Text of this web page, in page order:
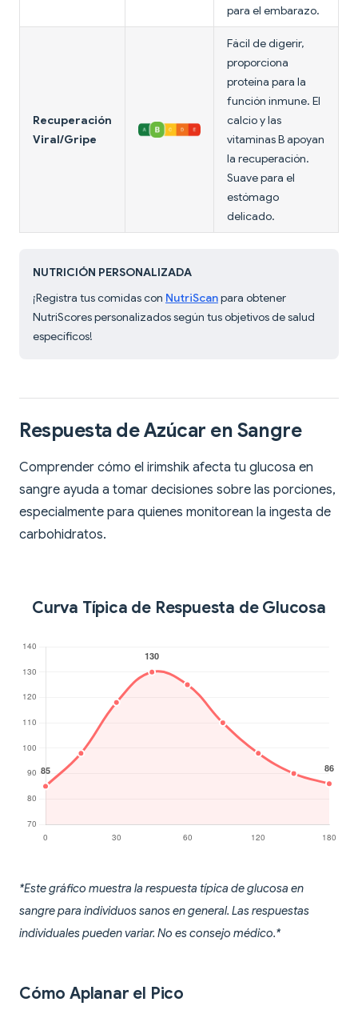
para el embarazo.
Recuperación
Viral/Gripe
Fácil de digerir,
proporciona
proteína para la
función inmune. El
calcio y las
vitaminas B apoyan
la recuperación.
Suave para el
estómago
delicado.
NUTRICIÓN PERSONALIZADA
¡Registra tus comidas con NutriScanpara obtener
NutriScores personalizados según tus objetivos de salud
específicos!
Respuesta de Azúcar en Sangre
Comprender cómo el irimshik afecta tu glucosa en
sangre ayuda a tomar decisiones sobre las porciones,
especialmente para quienes monitorean la ingesta de
carbohidratos.
Curva Típica de Respuesta de Glucosa
*Este gráfico muestra la respuesta típica de glucosa en
sangre para individuos sanos en general. Las respuestas
individuales pueden variar. No es consejo médico.*
Cómo Aplanar el Pico